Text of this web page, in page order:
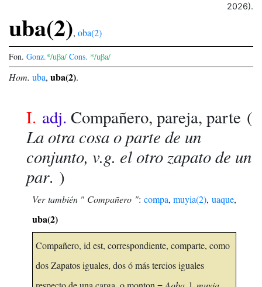
2026).
uba(2), oba(2)
Fon. Gonz.*/uβa/ Cons. */uβa/
Hom. uba, uba(2).
I. adj. Compañero, pareja, parte (
La otra cosa o parte de un
conjunto, v.g. el otro zapato de un
par. )
Ver también " Compañero ": compa,muyia(2),uaque,
uba(2)
Compañero, id est, correspondiente, comparte, como
dos Zapatos iguales, dos ó más tercios iguales